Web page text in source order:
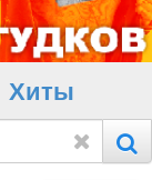
Хиты